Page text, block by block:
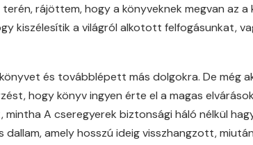
rájöttem, hogy a könyveknek megvan az a
kiszélesítik a világról alkotott felfogásunkat,
és továbblépett más dolgokra. De még
hogy könyv ingyen érte el a magas
A cseregyerek biztonsági háló nélkül
amely hosszú ideig visszhangzott,